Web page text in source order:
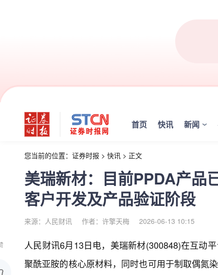
首页 快讯 新闻
您当前的位置： 证券时报 > 快讯 > 正文
美瑞新材：目前PPDA产品
客户开发及产品验证阶段
来源：人民财讯 作者：许擎天梅 2026-06-13 10:15
人民财讯6月13日电， 美瑞新材(300848)在互动
聚酰亚胺的核心原材料，同时也可用于制取偶氮